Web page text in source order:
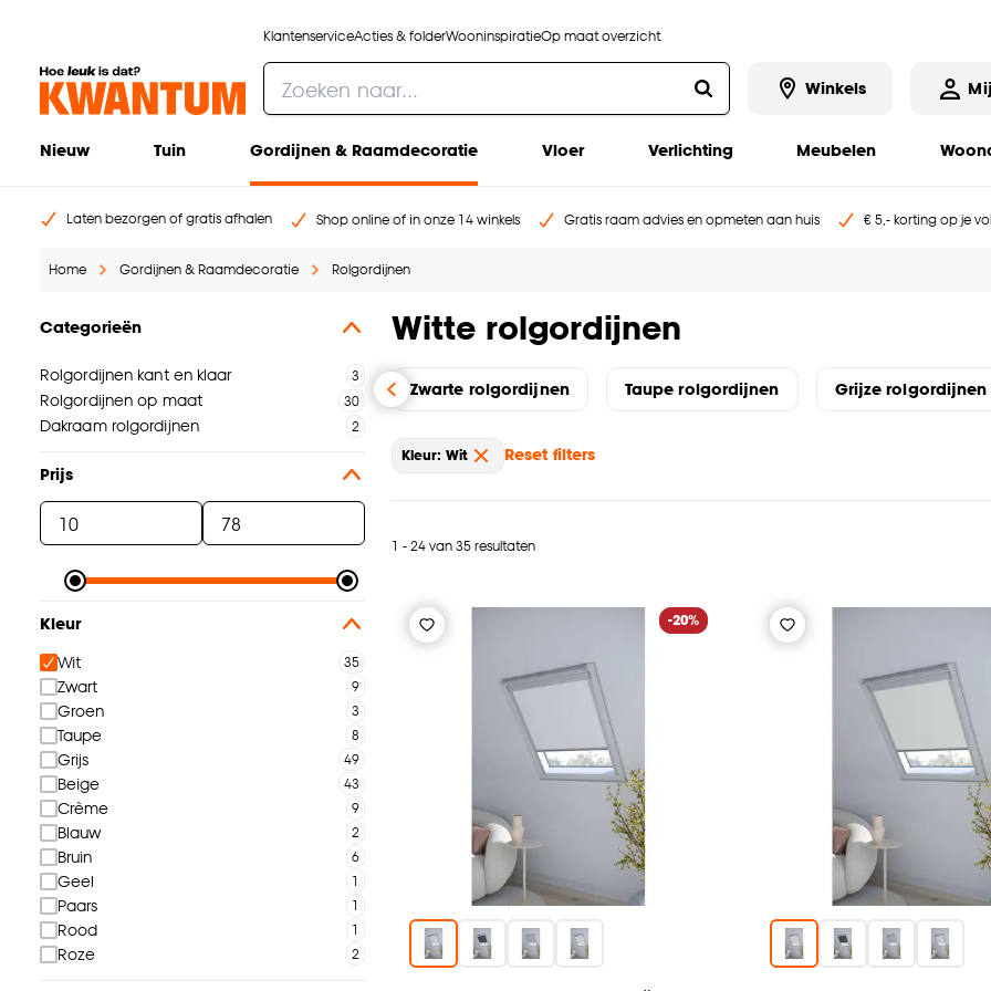
KlantenserviceActies & folderWooninspiratieOp maat overzicht
Winkels
Nieuw Tuin Gordijnen & Raamdecoratie Vloer Verlichting Meubelen
Laten bezorgen of gratis afhalen Shop online of in onze 14 winkels Gratis raam advies en opmeten aan huis € 5,- korting op je
Home Gordijnen & Raamdecoratie Rolgordijnen
Categorieën
Rolgordijnen kant en klaar
Rolgordijnen op maat
Dakraam rolgordijnen
Prijs
Kleur
Wit
Zwart
Groen
Taupe
Grijs
Beige
Crème
Blauw
Bruin
Geel
Paars
Rood
Roze
Witte rolgordijnen
Zwarte rolgordijnen Taupe rolgordijnen Grijze rolgordijnen
Kleur: Wit Reset filters
1 - 24 van 35 resultaten
-20%